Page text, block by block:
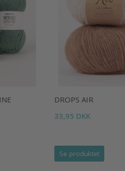
DROPS AIR
33,95 DKK
Se produktet